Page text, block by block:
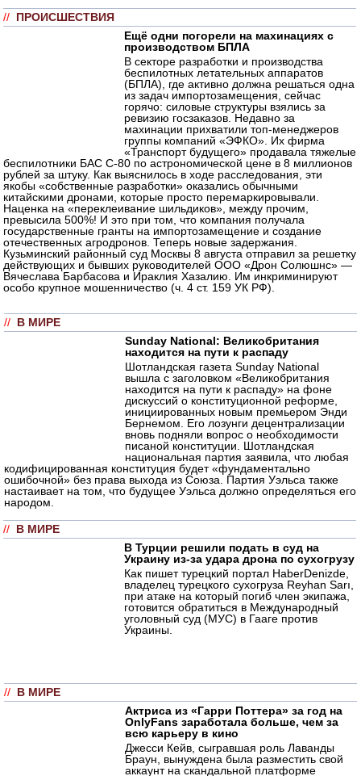
// ПРОИСШЕСТВИЯ
Ещё одни погорели на махинациях с
производством БПЛА
В секторе разработки и производства
беспилотных летательных аппаратов
(БПЛА), где активно должна решаться одна
из задач импортозамещения, сейчас
горячо: силовые структуры взялись за
ревизию госзаказов. Недавно за
махинации прихватили топ-менеджеров
группы компаний «ЭФКО». Их фирма
«Транспорт будущего» продавала тяжелые
беспилотники БАС С-80 по астрономической цене в 8 миллионов
рублей за штуку. Как выяснилось в ходе расследования, эти
якобы «собственные разработки» оказались обычными
китайскими дронами, которые просто перемаркировывали.
Наценка на «переклеивание шильдиков», между прочим,
превысила 500%! И это при том, что компания получала
государственные гранты на импортозамещение и создание
отечественных агродронов. Теперь новые задержания.
Кузьминский районный суд Москвы 8 августа отправил за решетку
действующих и бывших руководителей ООО «Дрон Солюшнс» —
Вячеслава Барбасова и Ираклия Хазалию. Им инкриминируют
особо крупное мошенничество (ч. 4 ст. 159 УК РФ).
// В МИРЕ
Sunday National: Великобритания
находится на пути к распаду
Шотландская газета Sunday National
вышла с заголовком «Великобритания
находится на пути к распаду» на фоне
дискуссий о конституционной реформе,
инициированных новым премьером Энди
Бернемом. Его лозунги децентрализации
вновь подняли вопрос о необходимости
писаной конституции. Шотландская
национальная партия заявила, что любая
кодифицированная конституция будет «фундаментально
ошибочной» без права выхода из Союза. Партия Уэльса также
настаивает на том, что будущее Уэльса должно определяться его
народом.
// В МИРЕ
В Турции решили подать в суд на
Украину из-за удара дрона по сухогрузу
Как пишет турецкий портал HaberDenizde,
владелец турецкого сухогруза Reyhan Sarı,
при атаке на который погиб член экипажа,
готовится обратиться в Международный
уголовный суд (МУС) в Гааге против
Украины.
// В МИРЕ
Актриса из «Гарри Поттера» за год на
OnlyFans заработала больше, чем за
всю карьеру в кино
Джесси Кейв, сыгравшая роль Лаванды
Браун, вынуждена была разместить свой
аккаунт на скандальной платформе